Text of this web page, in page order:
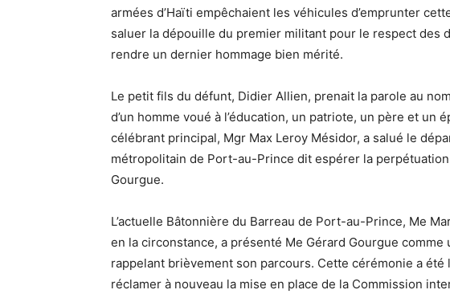
armées d’Haïti empêchaient les véhicules d’emprunter
saluer la dépouille du premier militant pour le respect des
rendre un dernier hommage bien mérité.
Le petit fils du défunt, Didier Allien, prenait la parole au
d’un homme voué à l’éducation, un patriote, un père et un
célébrant principal, Mgr Max Leroy Mésidor, a salué le
métropolitain de Port-au-Prince dit espérer la
Gourgue.
L’actuelle Bâtonnière du Barreau de Port-au-Prince, Me
en la circonstance, a présenté Me Gérard Gourgue
rappelant brièvement son parcours. Cette cérémonie a été
réclamer à nouveau la mise en place de la Commission